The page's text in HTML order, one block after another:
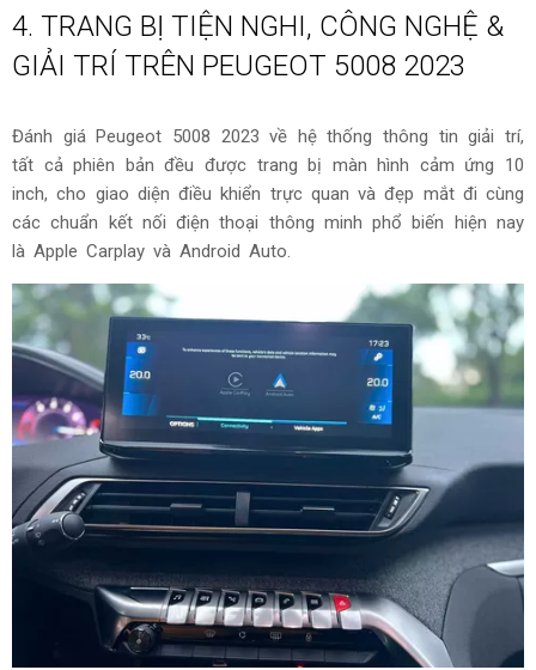
Peugeot 5008 2023 vẫn sử dụng kiểu cần số điện tử dạng vuốt dẹp đặc trưng
khi nhà sản xuất vẫn duy trì kiểu cần số điện tử dạng vuốt
dẹp đặc trưng. Dạng cần số này vừa giúp tăng cảm giác
cao cấp, đắt tiền cho khoang lái, vừa hạn chế tình trạng vào
nhầm số P như nhiều mẫu xe trang bị cần số cơ học truyền
thống.
4. TRANG BỊ TIỆN NGHI, CÔNG NGHỆ &
GIẢI TRÍ TRÊN PEUGEOT 5008 2023
Đánh giá Peugeot 5008 2023 về hệ thống thông tin giải trí,
tất cả phiên bản đều được trang bị màn hình cảm ứng 10
inch, cho giao diện điều khiển trực quan và đẹp mắt đi cùng
các chuẩn kết nối điện thoại thông minh phổ biến hiện nay
là Apple Carplay và Android Auto.